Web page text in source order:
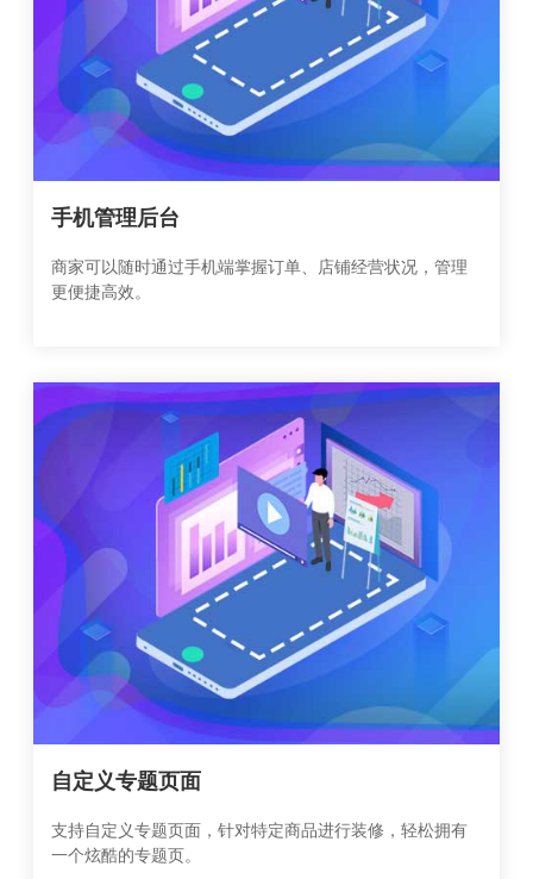
手机管理后台
商家可以随时通过手机端掌握订单、店铺经营状况，管理
更便捷高效。
自定义专题页面
支持自定义专题页面，针对特定商品进行装修，轻松拥有
一个炫酷的专题页。